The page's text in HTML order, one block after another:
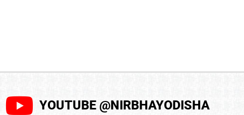
YOUTUBE @NIRBHAYODISHA